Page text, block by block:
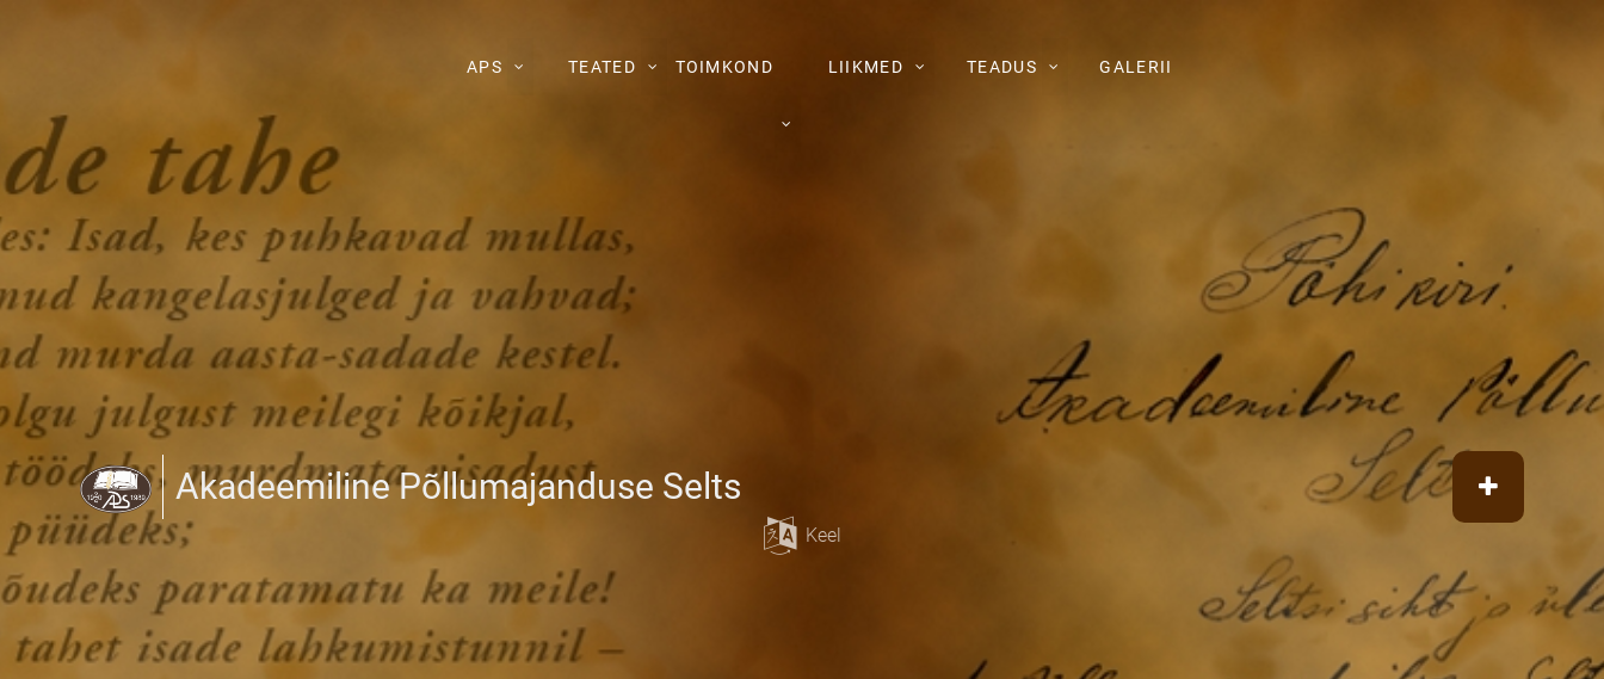
APS TEATED TOIMKOND LIIKMED TEADUS GALERII
Akadeemiline Põllumajanduse Selts
Keel